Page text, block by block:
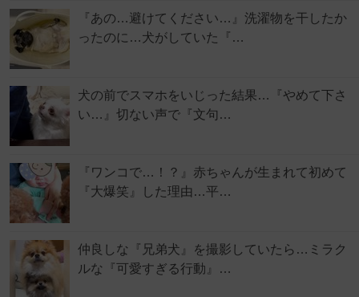
『あの…避けてください…』洗濯物を干したか
ったのに…犬がしていた『…
犬の前でスマホをいじった結果…『やめて下さ
い…』切ない声で『文句…
『ワンコで…！？』赤ちゃんが生まれて初めて
『大爆笑』した理由…平…
仲良しな『兄弟犬』を撮影していたら…ミラク
ルな『可愛すぎる行動』…